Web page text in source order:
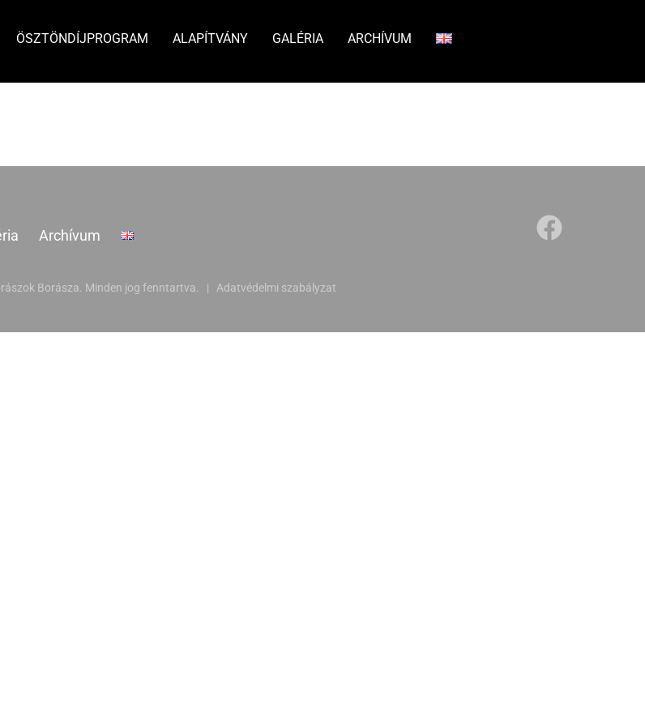
ÖSZTÖNDÍJPROGRAM ALAPÍTVÁNY GALÉRIA ARCHÍVUM
Archívum
Borásza. Minden jog fenntartva. | Adatvédelmi szabályzat